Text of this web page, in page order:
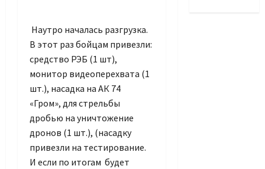
Наутро началась разгрузка.
В этот раз бойцам привезли:
средство РЭБ (1 шт),
монитор видеоперехвата (1
шт.), насадка на АК 74
«Гром», для стрельбы
дробью на уничтожение
дронов (1 шт.), (насадку
привезли на тестирование.
И если по итогам будет